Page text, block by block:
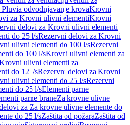
Pluvia odvodnjavanje krovaKrovni
za Krovni ulivni elementiKrovni
delovi za Krovni ulivni elementi
do 25 l/sRezervni delovi za Krovni
ulivni elementi do 100 l/sRezervni
do 100 l/sKrovni ulivni elementi za
ulivni elementi za
do 12 l/sRezervni delovi za Krovni
ulivni elementi do 25 l/sRezervni
do 25 l/sElementi parne
parne braneZa krovne ulivne
za Za krovne ulivne elemente do
do 25 l/sZaštita od požaraZaštita od